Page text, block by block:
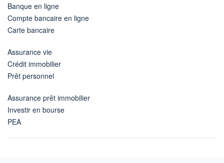
Banque en ligne
Compte bancaire en ligne
Carte bancaire
Assurance vie
Crédit immobilier
Prêt personnel
Assurance prêt immobilier
Investir en bourse
PEA